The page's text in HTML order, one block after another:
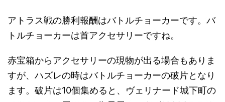
アトラス戦の勝利報酬はバトルチョーカーです。バ
トルチョーカーは首アクセサリーですね。
赤宝箱からアクセサリーの現物が出る場合もありま
すが、ハズレの時はバトルチョーカーの破片となり
ます。破片は10個集めると、ヴェリナード城下町の